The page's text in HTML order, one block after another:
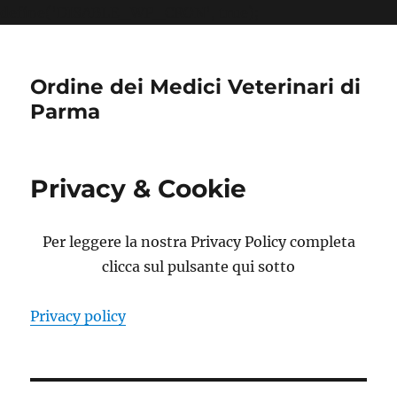
Ordine dei Medici Veterinari di
Parma
Privacy & Cookie
Per leggere la nostra Privacy Policy completa
clicca sul pulsante qui sotto
Privacy policy